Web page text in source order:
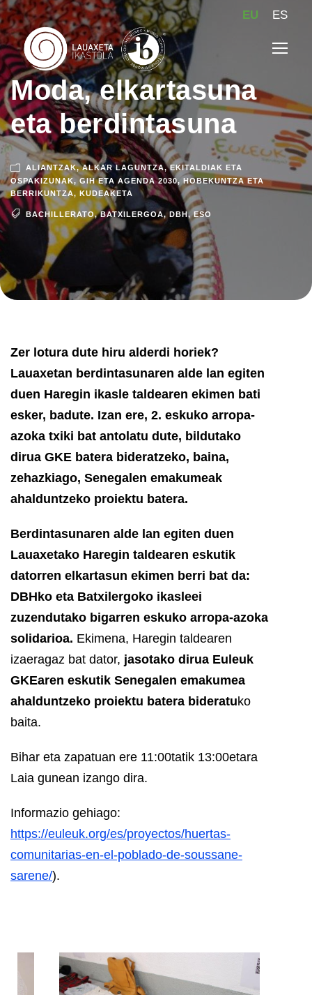
EU ES
Moda, elkartasuna
eta berdintasuna
ALIANTZAK, ALKAR LAGUNTZA, EKITALDIAK ETA
OSPAKIZUNAK, GIH ETA AGENDA 2030, HOBEKUNTZA ETA
BERRIKUNTZA, KUDEAKETA
BACHILLERATO, BATXILERGOA, DBH, ESO
Zer lotura dute hiru alderdi horiek?
Lauaxetan berdintasunaren alde lan egiten
duen Haregin ikasle taldearen ekimen bati
esker, badute. Izan ere, 2. eskuko arropa-
azoka txiki bat antolatu dute, bildutako
dirua GKE batera bideratzeko, baina,
zehazkiago, Senegalen emakumeak
ahalduntzeko proiektu batera.
Berdintasunaren alde lan egiten duen
Lauaxetako Haregin taldearen eskutik
datorren elkartasun ekimen berri bat da:
DBHko eta Batxilergoko ikasleei
zuzendutako bigarren eskuko arropa-azoka
solidarioa. Ekimena, Haregin taldearen
izaeragaz bat dator, jasotako dirua Euleuk
GKEaren eskutik Senegalen emakumea
ahalduntzeko proiektu batera bideratuko
baita.
Bihar eta zapatuan ere 11:00tatik 13:00etara
Laia gunean izango dira.
Informazio gehiago:
https://euleuk.org/es/proyectos/huertas-
comunitarias-en-el-poblado-de-soussane-
sarene/).